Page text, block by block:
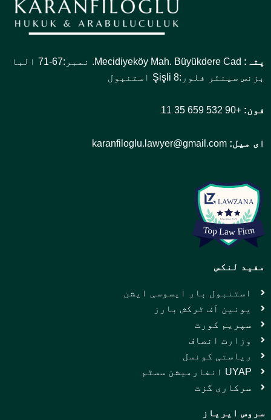
پتہ:
Mecidiyeköy Mah. Büyükdere Cad. نمبر:67-71 البا
بزنس سینٹر فلور:8 Şişli استنبول
فون: +90 532 659 35 11
ای میل: karanfiloglu.lawyer@gmail.com
مفید لنکس
استنبول بار ایسوسی ایشن
یونین آف ٹرکش بارز
سپریم کورٹ
وزارت انصاف
ریاستی کونسل
UYAP انفارمیشن سسٹم
سرکاری گزٹ
سروس ایریاز